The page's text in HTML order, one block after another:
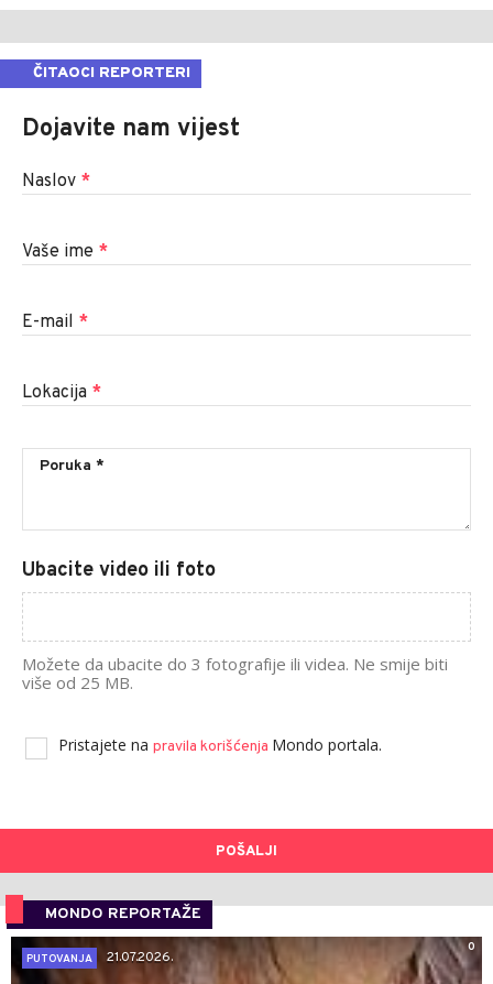
ČITAOCI REPORTERI
Dojavite nam vijest
Naslov *
Vaše ime *
E-mail *
Lokacija *
Ubacite video ili foto
Možete da ubacite do 3 fotografije ili videa. Ne smije biti
više od 25 MB.
Pristajete na pravila korišćenja Mondo portala.
POŠALJI
MONDO REPORTAŽE
0
PUTOVANJA
21.07.2026.